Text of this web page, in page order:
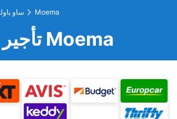
ساو Moema
تأجير سيارة في Moema